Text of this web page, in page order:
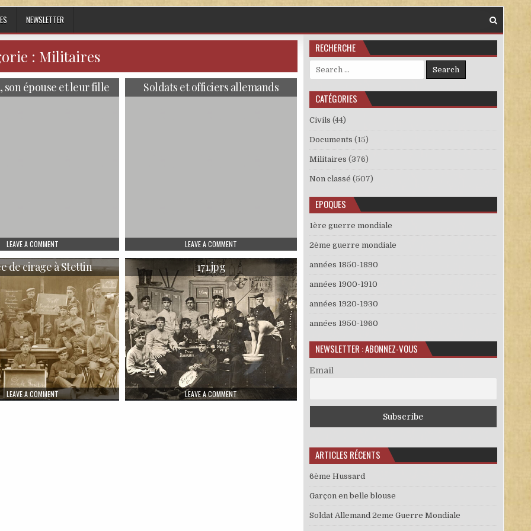
NEWSLETTER
: Militaires
LEAVE A COMMENT
son épouse et leur fille
LEAVE A COMMENT ON SOLDATS ET OFFICIERS ALLEMANDS
Soldats et officiers allemands
LEAVE A COMMENTON CORVÉE DE CIRAGE À STETTIN
de cirage à Stettin
LEAVE A COMMENTON 171.JPG
171.jpg
RECHERCHE
Search for:
CATÉGORIES
Civils (44)
Documents (15)
Militaires (376)
Non classé (507)
EPOQUES
1ère guerre mondiale
2ème guerre mondiale
années 1850-1890
années 1900-1910
années 1920-1930
années 1950-1960
NEWSLETTER : ABONNEZ-VOUS
Email
ARTICLES RÉCENTS
6ème Hussard
Garçon en belle blouse
Soldat Allemand 2eme Guerre Mondiale